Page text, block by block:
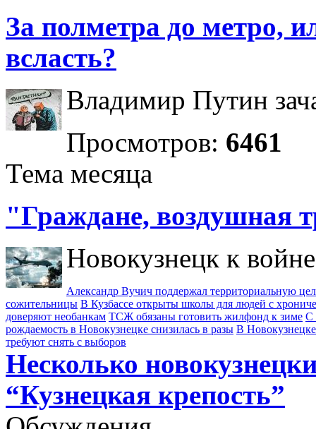
За полметра до метро,
всласть?
Владимир Путин
Просмотров: 6461
Тема месяца
"Граждане, воздушная
Новокузнецк к
Александр Вучич поддержал территориальную
сожительницы В Кузбассе открыты школы для людей с
доверяют необанкам ТСЖ обязаны готовить жилфонд к зиме С
рождаемость в Новокузнецке снизилась в разы В
требуют снять с выборов
Несколько
“Кузнецкая крепость”